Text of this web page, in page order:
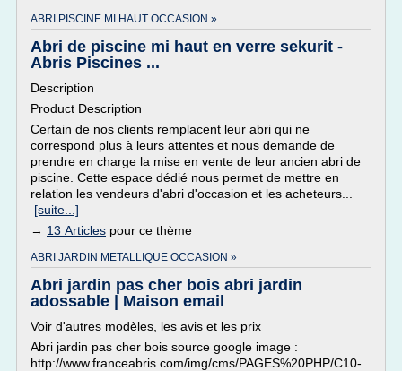
ABRI PISCINE MI HAUT OCCASION »
Abri de piscine mi haut en verre sekurit -
Abris Piscines ...
Description
Product Description
Certain de nos clients remplacent leur abri qui ne
correspond plus à leurs attentes et nous demande de
prendre en charge la mise en vente de leur ancien abri de
piscine. Cette espace dédié nous permet de mettre en
relation les vendeurs d'abri d'occasion et les acheteurs...
[suite...]
→ 13 Articles pour ce thème
ABRI JARDIN METALLIQUE OCCASION »
Abri jardin pas cher bois abri jardin
adossable | Maison email
Voir d'autres modèles, les avis et les prix
Abri jardin pas cher bois source google image :
http://www.franceabris.com/img/cms/PAGES%20PHP/C10-